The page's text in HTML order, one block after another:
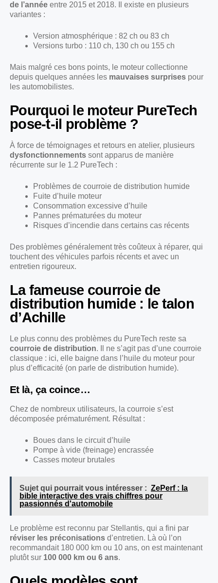
de l’année entre 2015 et 2018. Il existe en plusieurs
variantes :
Version atmosphérique : 82 ch ou 83 ch
Versions turbo : 110 ch, 130 ch ou 155 ch
Mais malgré ces bons points, le moteur collectionne
depuis quelques années les mauvaises surprises pour
les automobilistes.
Pourquoi le moteur PureTech
pose-t-il problème ?
À force de témoignages et retours en atelier, plusieurs
dysfonctionnements sont apparus de manière
récurrente sur le 1.2 PureTech :
Problèmes de courroie de distribution humide
Fuite d’huile moteur
Consommation excessive d’huile
Pannes prématurées du moteur
Risques d’incendie dans certains cas récents
Des problèmes généralement très coûteux à réparer, qui
touchent des véhicules parfois récents et avec un
entretien rigoureux.
La fameuse courroie de
distribution humide : le talon
d’Achille
Le plus connu des problèmes du PureTech reste sa
courroie de distribution. Il ne s’agit pas d’une courroie
classique : ici, elle baigne dans l’huile du moteur pour
plus d’efficacité (on parle de distribution humide).
Et là, ça coince…
Chez de nombreux utilisateurs, la courroie s’est
décomposée prématurément. Résultat :
Boues dans le circuit d’huile
Pompe à vide (freinage) encrassée
Casses moteur brutales
Sujet qui pourrait vous intéresser : ZePerf : la
bible interactive des vrais chiffres pour
passionnés d'automobile
Le problème est reconnu par Stellantis, qui a fini par
réviser les préconisations d’entretien. Là où l’on
recommandait 180 000 km ou 10 ans, on est maintenant
plutôt sur 100 000 km ou 6 ans.